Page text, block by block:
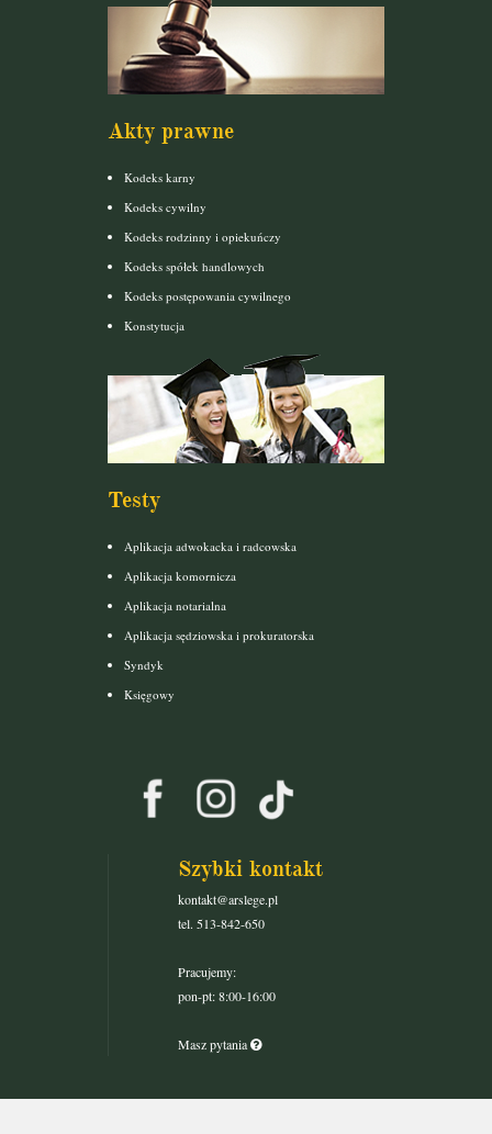
Akty prawne
Kodeks karny
Kodeks cywilny
Kodeks rodzinny i opiekuńczy
Kodeks spółek handlowych
Kodeks postępowania cywilnego
Konstytucja
Testy
Aplikacja adwokacka i radcowska
Aplikacja komornicza
Aplikacja notarialna
Aplikacja sędziowska i prokuratorska
Syndyk
Księgowy
Szybki kontakt
kontakt@arslege.pl
tel. 513-842-650
Pracujemy:
pon-pt: 8:00-16:00
Masz pytania